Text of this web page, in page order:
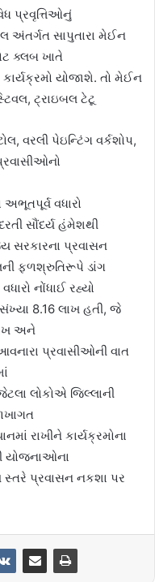
પ્રવૃત્તિઓનું
સાપુતારા મેઈન
ક્લબ ખાતે
કાર્યક્રમો યોજાશે. તો મેઈન
ટ્રાઇબલ ટેટૂ
વરલી પેઇન્ટિંગ વર્કશોપ,
વધારો
સૌંદર્ય હંમેશથી
સરકારના પ્રવાસન
ફળશ્રુતિરૂપે ડાંગ
નોંધાઈ રહ્યો
8.16 લાખ હતી, જે
અને
પ્રવાસીઓની વાત
લોકોએ જિલ્લાની
રાખીને કાર્યક્રમોના
યોજનાઓના
સ્તરે પ્રવાસન નકશા પર